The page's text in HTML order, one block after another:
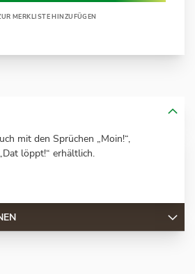
MERKLISTE HINZUFÜGEN
mit den Sprüchen „Moin!“,
löppt!“ erhältlich.